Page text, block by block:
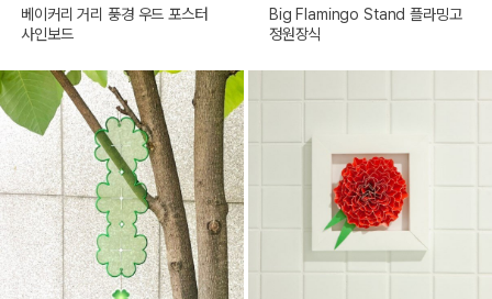
베이커리 거리 풍경 우드 포스터
사인보드
Big Flamingo Stand 플라밍고
정원장식